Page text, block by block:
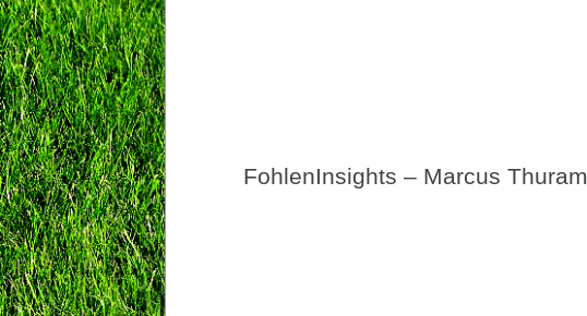
FohlenInsights – Marcus Thuram